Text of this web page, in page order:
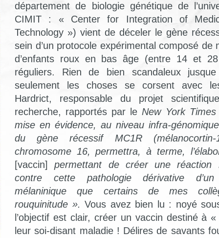
département de biologie génétique de
CIMIT : « Center for Integration of
Technology ») vient de déceler le gène
sein d’un protocole expérimental composé de
d’enfants roux en bas âge (entre 14 et
réguliers. Rien de bien scandaleux
seulement les choses se corsent avec
Hardrict, responsable du projet
recherche, rapportés par leNew York Times
mise en évidence, au niveau infra-
du gène récessif MC1R
chromosome 16, permettra, à terme,
[vaccin]
permettant de créer une réaction
contre cette pathologie dérivative d’un
mélaninique que certains de mes
rouquinitude ». Vous avez bien lu : noyé
l’objectif est clair, créer un vaccin destiné à
leur soi-disant maladie ! Délires de savants